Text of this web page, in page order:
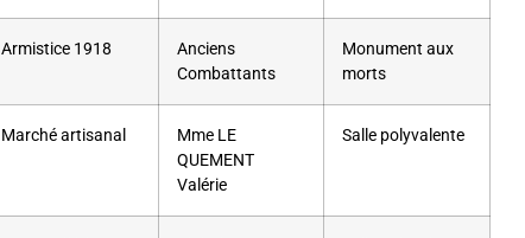
Armistice 1918
Anciens
Combattants
Monument aux
morts
Marché artisanal
Mme LE
QUEMENT
Valérie
Salle polyvalente